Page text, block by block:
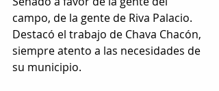
campo, de la gente de Riva Palacio.
Destacó el trabajo de Chava Chacón,
siempre atento a las necesidades de
su municipio.